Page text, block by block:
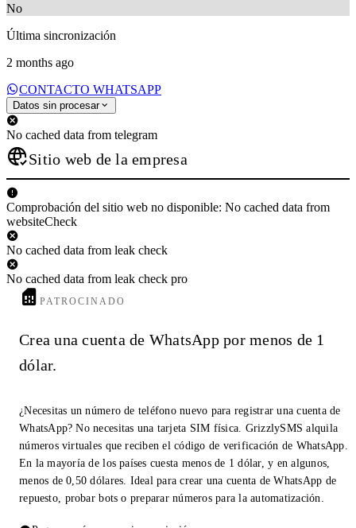
No
Última sincronización
2 months ago
CONTACTO WHATSAPP
Datos sin procesar
No cached data from telegram
Sitio web de la empresa
Comprobación del sitio web no disponible: No cached data from
websiteCheck
No cached data from leak check
No cached data from leak check pro
PATROCINADO
Crea una cuenta de WhatsApp por menos de 1
dólar.
¿Necesitas un número de teléfono nuevo para registrar una cuenta de
WhatsApp? No necesitas una tarjeta SIM física. GrizzlySMS alquila
números virtuales que reciben el código de verificación de WhatsApp.
En la mayoría de los países cuesta menos de 1 dólar, y en algunos,
menos de 0,50 dólares. Ideal para crear una cuenta de WhatsApp de
repuesto, probar bots o preparar números para la automatización.